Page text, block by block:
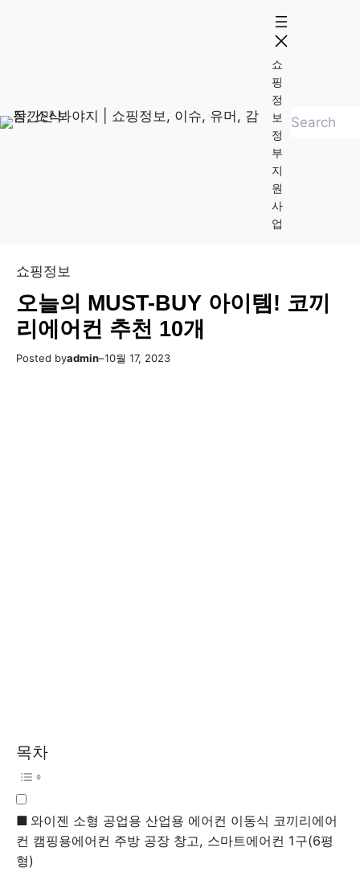
로
쇼
핑
정
보
정
부
지
원
사
업
검
쇼핑정보
오늘의 MUST-BUY 아이템! 코끼
리에어컨 추천 10개
Posted byadmin–10월 17, 2023
목차
와이젠 소형 공업용 산업용 에어컨 이동식 코끼리에어
컨 캠핑용에어컨 주방 공장 창고, 스마트에어컨 1구(6평
형)